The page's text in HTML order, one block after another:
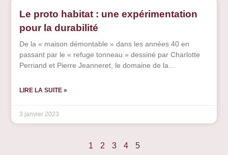
Le proto habitat : une expérimentation
pour la durabilité
De la « maison démontable » dans les années 40 en
passant par le « refuge tonneau » dessiné par Charlotte
Perriand et Pierre Jeanneret, le domaine de la
développer des structures autour de l’habitat léger. Les
l’automobile, et permettent de mieux s’adapter aux
à effet de serre, construire plus rapidement et
LIRE LA SUITE »
3 janvier 2023
1 2 3 4 5